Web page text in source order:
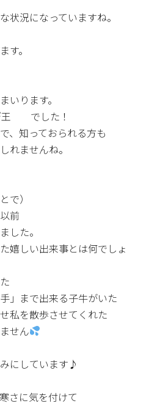
状況になっていますね。
す。
いります。
でした！
、知っておられる方も
れませんね。
で）
前
した。
嬉しい出来事とは何でしょ
まで出来る子牛がいた
を散歩させてくれた
せん
にしています♪
さに気を付けて